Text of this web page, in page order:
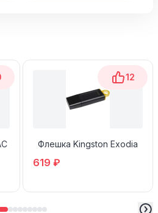
12
Флешка Kingston Exodia
619 ₽